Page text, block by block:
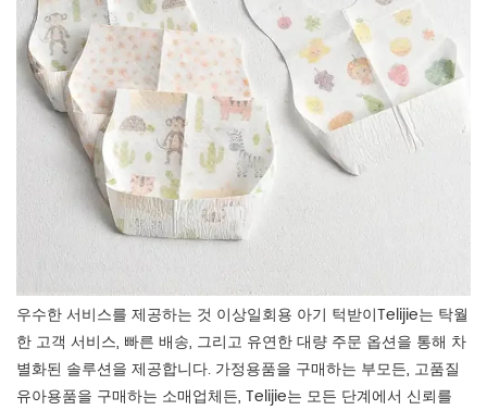
우수한 서비스를 제공하는 것 이상일회용 아기 턱받이Telijie는 탁월
한 고객 서비스, 빠른 배송, 그리고 유연한 대량 주문 옵션을 통해 차
별화된 솔루션을 제공합니다. 가정용품을 구매하는 부모든, 고품질
유아용품을 구매하는 소매업체든, Telijie는 모든 단계에서 신뢰를